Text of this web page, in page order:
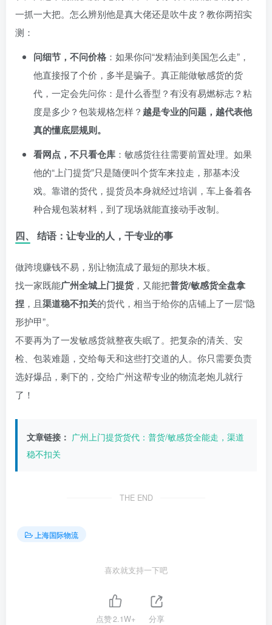
一抓一大把。怎么辨别他是真大佬还是吹牛皮？教你两招实
测：
问细节，不问价格 ：如果你问“发精油到美国怎么走”，
他直接报了个价，多半是骗子。真正能做敏感货的货
代，一定会先问你：是什么香型？有没有易燃标志？粘
度是多少？包装规格怎样？ 越是专业的问题，越代表他
真的懂底层规则。
看网点，不只看仓库 ：敏感货往往需要前置处理。如果
他的“上门提货”只是随便叫个货车来拉走，那基本没
戏。靠谱的货代，提货员本身就经过培训，车上备着各
种合规包装材料，到了现场就能直接动手改制。
四、 结语：让专业的人，干专业的事
做跨境赚钱不易，别让物流成了最短的那块木板。
找一家既能广州全城上门提货，又能把普货/敏感货全盘拿
捏 ，且渠道稳不扣关的货代，相当于给你的店铺上了一层“隐
形护甲”。
不要再为了一发敏感货就整夜失眠了。把复杂的清关、安
检、包装难题，交给每天和这些打交道的人。你只需要负责
选好爆品，剩下的，交给广州这帮专业的物流老炮儿就行
了！
文章链接： 广州上门提货货代：普货/敏感货全能走，渠道
稳不扣关
THE END
上海国际物流
喜欢就支持一下吧
点赞2.1W+ 分享